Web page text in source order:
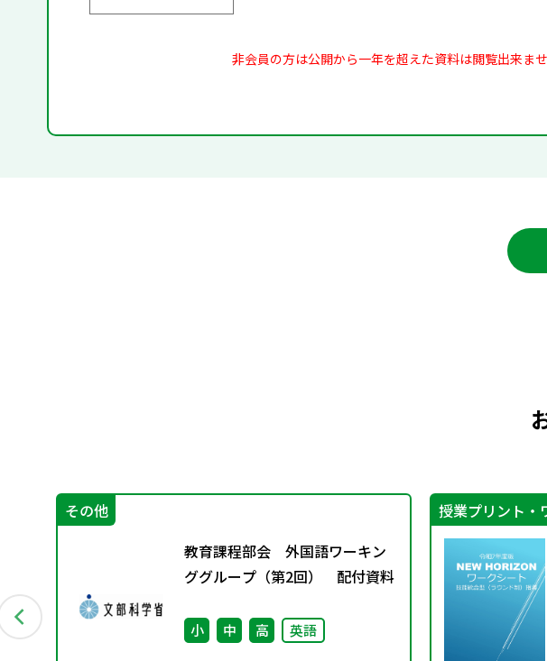
非会員の方は公開から一年を超えた資料は閲覧出来ませ
その他
教育課程部会 外国語ワーキン
ググループ（第2回） 配付資料
小 中 高 英語
授業プリント・